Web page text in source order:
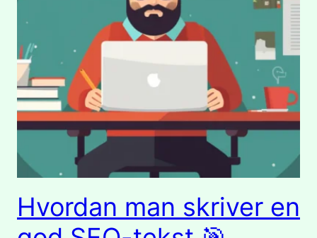
Hvordan man skriver en